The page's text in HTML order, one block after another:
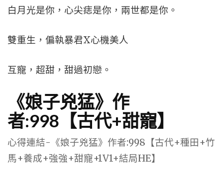
白月光是你，心尖痣是你，兩世都是你。
雙重生，偏執暴君X心機美人
互寵，超甜，甜過初戀。
《娘子兇猛》作
者:998【古代+甜寵】
心得連結-《娘子兇猛》作者:998【古代+種田+竹
馬+養成+強強+甜寵+1V1+結局HE】